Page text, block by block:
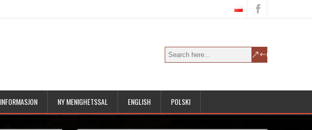
INFORMASJON NY MENIGHETSSAL ENGLISH POLSKI